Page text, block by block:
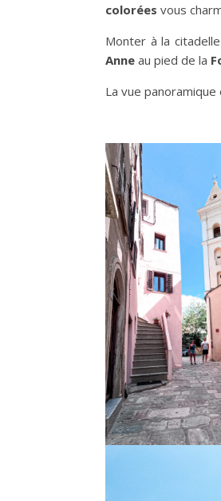
colorées vous
Monter à la
Anne au pied de la
La vue